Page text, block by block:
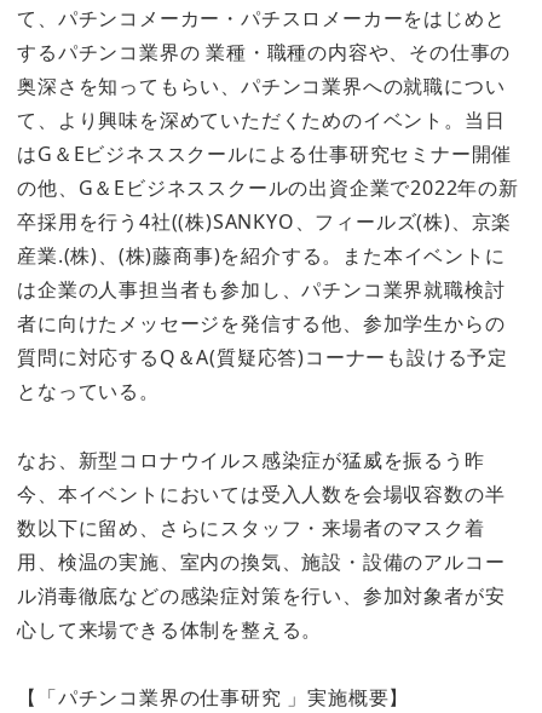
て、パチンコメーカー・パチスロメーカーをはじめと
するパチンコ業界の 業種・職種の内容や、その仕事の
奥深さを知ってもらい、パチンコ業界への就職につい
て、より興味を深めていただくためのイベント。当日
はG＆Eビジネススクールによる仕事研究セミナー開催
の他、G＆Eビジネススクールの出資企業で2022年の新
卒採用を行う4社((株)SANKYO、フィールズ(株)、京楽
産業.(株)、(株)藤商事)を紹介する。また本イベントに
は企業の人事担当者も参加し、パチンコ業界就職検討
者に向けたメッセージを発信する他、参加学生からの
質問に対応するQ＆A(質疑応答)コーナーも設ける予定
となっている。
なお、新型コロナウイルス感染症が猛威を振るう昨
今、本イベントにおいては受入人数を会場収容数の半
数以下に留め、さらにスタッフ・来場者のマスク着
用、検温の実施、室内の換気、施設・設備のアルコー
ル消毒徹底などの感染症対策を行い、参加対象者が安
心して来場できる体制を整える。
【「パチンコ業界の仕事研究 」実施概要】